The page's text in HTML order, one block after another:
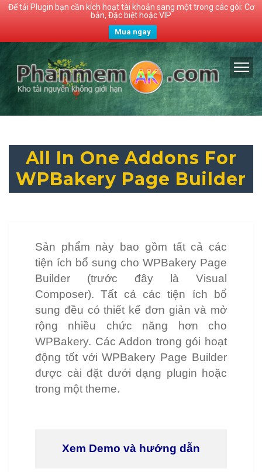
Để tải Plugin bạn cần kích hoạt tài khoản sang một trong các gói: Cơ
bản, Đặc biệt hoặc VIP
Mua ngay
All In One Addons For
WPBakery Page Builder
Sản phẩm này bao gồm tất cả các
tiện ích bổ sung cho WPBakery Page
Builder (trước đây là Visual
Composer). Tất cả các tiện ích bổ
sung đều có thiết kế đơn giản và mở
rộng nhiều chức năng hơn cho
WPBakery. Các Addon trong gói hoạt
động tốt với WPBakery Page Builder
được cài đặt dưới dạng plugin hoặc
trong một theme.
Xem Demo và hướng dẫn